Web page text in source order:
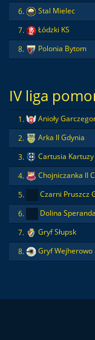
6.
Stal Mielec
7.
Łódzki KS
8.
Polonia Bytom
IV liga
1. Anioły
2.
Arka II Gdynia
3.
Cartusia Kartuzy
4.
Chojniczanka II
5.
Czarni Pruszcz
6.
Dolina
7.
Gryf Słupsk
8.
Gryf Wejherowo